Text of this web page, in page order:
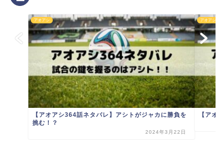
アオアシ
【アオアシ364話ネタバレ】アシトがジャカに勝負を
挑む！？
2024年3月22日
アオアシ
【アオ